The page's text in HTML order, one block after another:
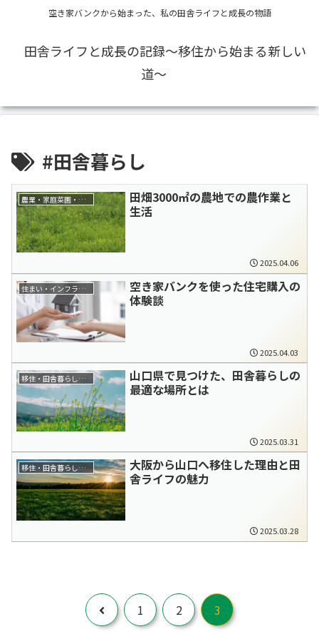
空き家バンクから始まった、私の田舎ライフと成長の物語
田舎ライフと成長の記録〜移住から始まる新しい
道〜
#田舎暮らし
農業・家庭菜園・自給自足
田畑3000㎡の農地での農作業と
生活
2025.04.06
住まい・インフラ・生活環境
空き家バンクを使った住宅購入の
体験談
2025.04.03
移住・田舎暮らし全般
山口県で見つけた、田舎暮らしの
最適な場所とは
2025.03.31
移住・田舎暮らし全般
大阪から山口へ移住した理由と田
舎ライフの魅力
2025.03.28
前
1 2 3